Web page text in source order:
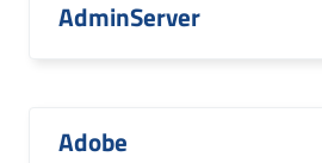
AdminServer
Adobe